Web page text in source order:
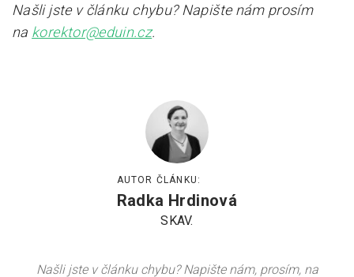
Našli jste v článku chybu? Napište nám prosím
na korektor@eduin.cz.
AUTOR ČLÁNKU:
Radka Hrdinová
SKAV.
Našli jste v článku chybu? Napište nám, prosím, na